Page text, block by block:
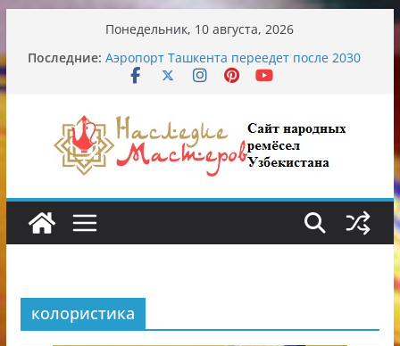
содержимому
Понедельник, 10 августа, 2026
Последние: Аэропорт Ташкента переедет после 2030
года
Обрушение на одном из ключевых
перекрёстков Ташкента: перекрыт
путепровод на Буюк Ипак Йули
Узбекские традиционные узоры:
символика и происхождение
колористика